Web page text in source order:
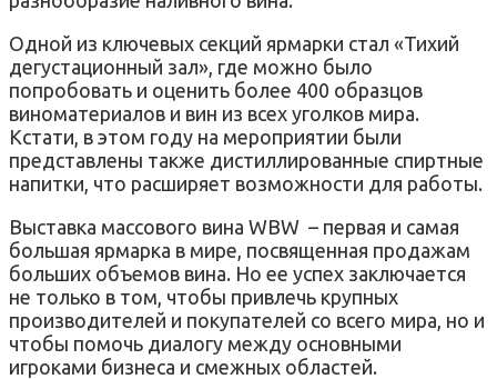
Одной из ключевых секций ярмарки стал «Тихий
дегустационный зал», где можно было
попробовать и оценить более 400 образцов
виноматериалов и вин из всех уголков мира.
Кстати, в этом году на мероприятии были
представлены также дистиллированные спиртные
напитки, что расширяет возможности для работы.
Выставка массового вина WBW – первая и самая
большая ярмарка в мире, посвященная продажам
больших объемов вина. Но ее успех заключается
не только в том, чтобы привлечь крупных
производителей и покупателей со всего мира, но и
чтобы помочь диалогу между основными
игроками бизнеса и смежных областей.